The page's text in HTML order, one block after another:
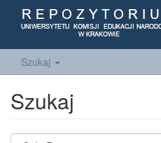
Szukaj
Szukaj